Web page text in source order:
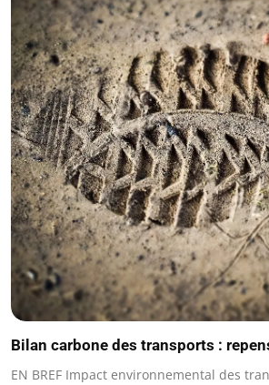
Bilan carbone des transports :
EN BREF Impact environnemental des